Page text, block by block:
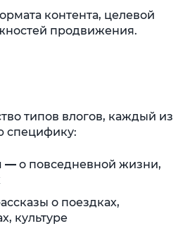
контента, целевой
продвижения.
типов влогов, каждый из
специфику:
— о повседневной жизни,
о поездках,
культуре